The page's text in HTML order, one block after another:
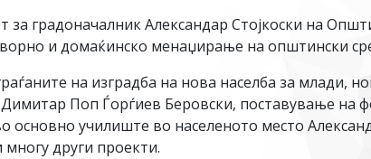
за градоначалник Александар Стојкоски на
и домаќинско менаџирање на општински
на изградба на нова населба за млади,
Поп Ѓорѓиев Беровски, поставување на
основно училиште во населеното место
други проекти.